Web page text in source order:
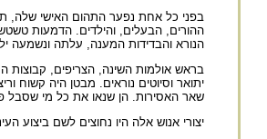
בפני כל אחת נפער התהום האישי שלה,
ההורים, הבעלים, והילדים. הדמעות
הנורא והבדידות המענה, עלתה ונשמעה
בראש אולמות השינה, הצריפים, קבוצות
יתואר וסיוטים נוראים. מבטן היה קשוח
שאר האסירות. הן שנאו את כל מי שסבל
יצורי אנוש אלה היו נחוצים לשם ביצוע